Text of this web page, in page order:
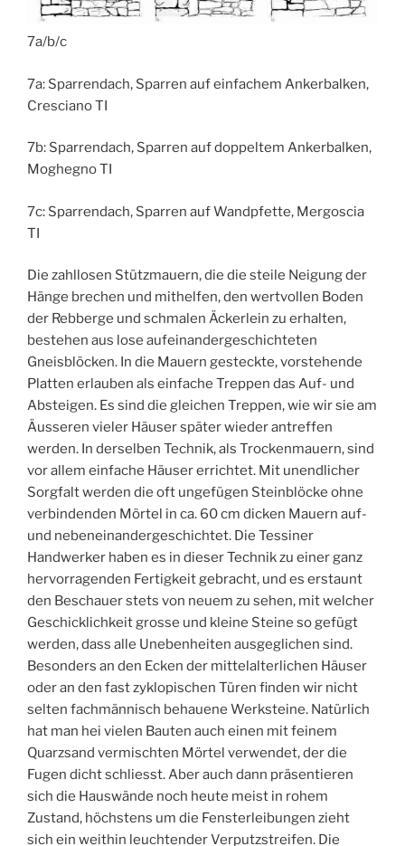
7a/b/c
7a: Sparrendach, Sparren auf einfachem Ankerbalken,
Cresciano TI
7b: Sparrendach, Sparren auf doppeltem Ankerbalken,
Moghegno TI
7c: Sparrendach, Sparren auf Wandpfette, Mergoscia
TI
Die zahllosen Stützmauern, die die steile Neigung der
Hänge brechen und mithelfen, den wertvollen Boden
der Rebberge und schmalen Äckerlein zu erhalten,
bestehen aus lose aufeinandergeschichteten
Gneisblöcken. In die Mauern gesteckte, vorstehende
Platten erlauben als einfache Treppen das Auf- und
Absteigen. Es sind die gleichen Treppen, wie wir sie am
Äusseren vieler Häuser später wieder antreffen
werden. In derselben Technik, als Trockenmauern, sind
vor allem einfache Häuser errichtet. Mit unendlicher
Sorgfalt werden die oft ungefügen Steinblöcke ohne
verbindenden Mörtel in ca. 60 cm dicken Mauern auf-
und nebeneinandergeschichtet. Die Tessiner
Handwerker haben es in dieser Technik zu einer ganz
hervorragenden Fertigkeit gebracht, und es erstaunt
den Beschauer stets von neuem zu sehen, mit welcher
Geschicklichkeit grosse und kleine Steine so gefügt
werden, dass alle Unebenheiten ausgeglichen sind.
Besonders an den Ecken der mittelalterlichen Häuser
oder an den fast zyklopischen Türen finden wir nicht
selten fachmännisch behauene Werksteine. Natürlich
hat man hei vielen Bauten auch einen mit feinem
Quarzsand vermischten Mörtel verwendet, der die
Fugen dicht schliesst. Aber auch dann präsentieren
sich die Hauswände noch heute meist in rohem
Zustand, höchstens um die Fensterleibungen zieht
sich ein weithin leuchtender Verputzstreifen. Die